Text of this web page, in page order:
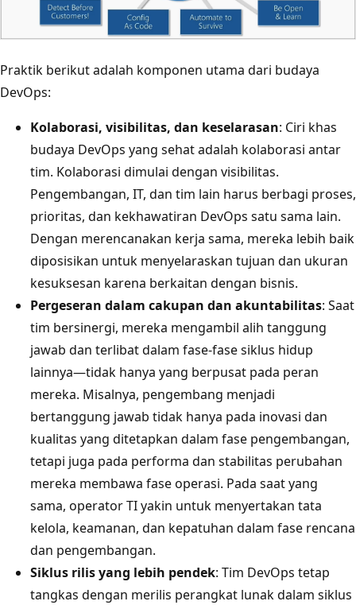
Praktik berikut adalah komponen utama dari budaya
DevOps:
Kolaborasi, visibilitas, dan keselarasan: Ciri khas
budaya DevOps yang sehat adalah kolaborasi antar
tim. Kolaborasi dimulai dengan visibilitas.
Pengembangan, IT, dan tim lain harus berbagi proses,
prioritas, dan kekhawatiran DevOps satu sama lain.
Dengan merencanakan kerja sama, mereka lebih baik
diposisikan untuk menyelaraskan tujuan dan ukuran
kesuksesan karena berkaitan dengan bisnis.
Pergeseran dalam cakupan dan akuntabilitas: Saat
tim bersinergi, mereka mengambil alih tanggung
jawab dan terlibat dalam fase-fase siklus hidup
lainnya—tidak hanya yang berpusat pada peran
mereka. Misalnya, pengembang menjadi
bertanggung jawab tidak hanya pada inovasi dan
kualitas yang ditetapkan dalam fase pengembangan,
tetapi juga pada performa dan stabilitas perubahan
mereka membawa fase operasi. Pada saat yang
sama, operator TI yakin untuk menyertakan tata
kelola, keamanan, dan kepatuhan dalam fase rencana
dan pengembangan.
Siklus rilis yang lebih pendek: Tim DevOps tetap
tangkas dengan merilis perangkat lunak dalam siklus